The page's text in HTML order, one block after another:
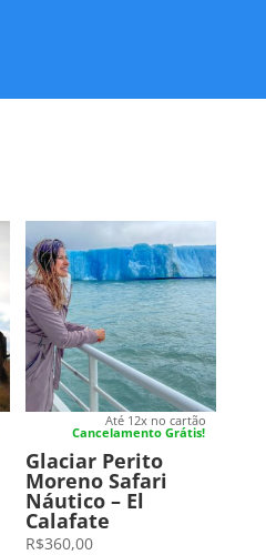
Até 12x no cartão
Cancelamento Grátis!
Glaciar Perito
Moreno Safari
Náutico – El
Calafate
R$360,00